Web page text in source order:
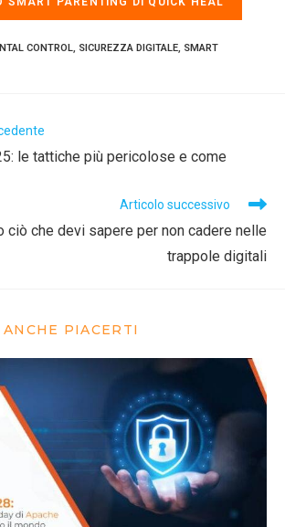
CONTROL, SICUREZZA DIGITALE, SMART
le tattiche più pericolose e come
Articolo successivo
ciò che devi sapere per non cadere nelle
trappole digitali
PIACERTI